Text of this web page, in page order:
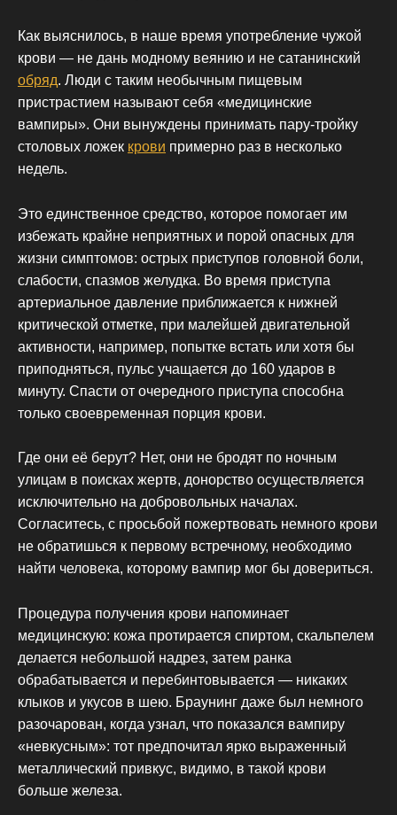
Как выяснилось, в наше время употребление чужой
крови — не дань модному веянию и не сатанинский
обряд. Люди с таким необычным пищевым
пристрастием называют себя «медицинские
вампиры». Они вынуждены принимать пару-тройку
столовых ложек крови примерно раз в несколько
недель.
Это единственное средство, которое помогает им
избежать крайне неприятных и порой опасных для
жизни симптомов: острых приступов головной боли,
слабости, спазмов желудка. Во время приступа
артериальное давление приближается к нижней
критической отметке, при малейшей двигательной
активности, например, попытке встать или хотя бы
приподняться, пульс учащается до 160 ударов в
минуту. Спасти от очередного приступа способна
только своевременная порция крови.
Где они её берут? Нет, они не бродят по ночным
улицам в поисках жертв, донорство осуществляется
исключительно на добровольных началах.
Согласитесь, с просьбой пожертвовать немного крови
не обратишься к первому встречному, необходимо
найти человека, которому вампир мог бы довериться.
Процедура получения крови напоминает
медицинскую: кожа протирается спиртом, скальпелем
делается небольшой надрез, затем ранка
обрабатывается и перебинтовывается — никаких
клыков и укусов в шею. Браунинг даже был немного
разочарован, когда узнал, что показался вампиру
«невкусным»: тот предпочитал ярко выраженный
металлический привкус, видимо, в такой крови
больше железа.